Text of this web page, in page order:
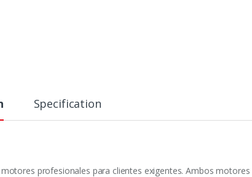
Specification
profesionales para clientes exigentes.Ambos motores